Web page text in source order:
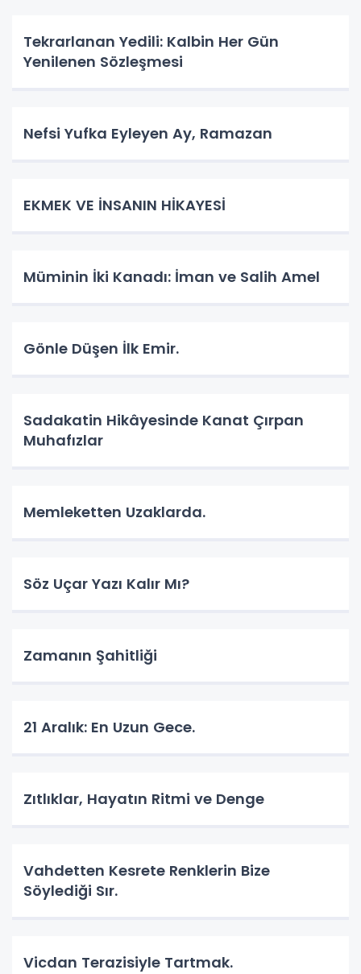
Tekrarlanan Yedili: Kalbin Her Gün
Yenilenen Sözleşmesi
Nefsi Yufka Eyleyen Ay, Ramazan
​EKMEK VE İNSANIN HİKAYESİ
Müminin İki Kanadı: İman ve Salih Amel
Gönle Düşen İlk Emir.
Sadakatin Hikâyesinde Kanat Çırpan
Muhafızlar
Memleketten Uzaklarda.
Söz Uçar Yazı Kalır Mı?
Zamanın Şahitliği
​21 Aralık: En Uzun Gece.
Zıtlıklar, Hayatın Ritmi ve Denge
Vahdetten Kesrete Renklerin Bize
Söylediği Sır.
Vicdan Terazisiyle Tartmak.